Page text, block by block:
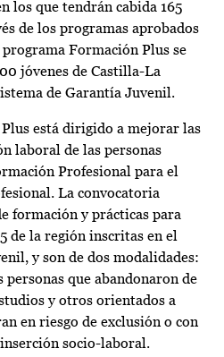
los que tendrán cabida 165
de los programas aprobados
Formación Plus se
jóvenes de Castilla-La
de Garantía Juvenil.
está dirigido a mejorar las
laboral de las personas
Profesional para el
La convocatoria
formación y prácticas para
de la región inscritas en el
y son de dos modalidades:
que abandonaron de
y otros orientados a
en riesgo de exclusión o con
socio-laboral.